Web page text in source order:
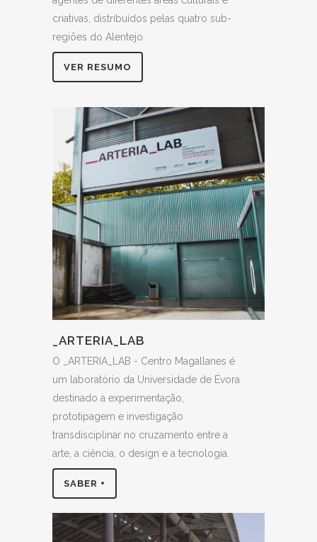
criativas, distribuídos pelas quatro sub-
regiões do Alentejo.
VER RESUMO
_ARTERIA_LAB
O _ARTERIA_LAB - Centro Magallanes é
um laboratório da Universidade de Évora
destinado à experimentação,
prototipagem e investigação
transdisciplinar no cruzamento entre a
arte, a ciência, o design e a tecnologia.
SABER +